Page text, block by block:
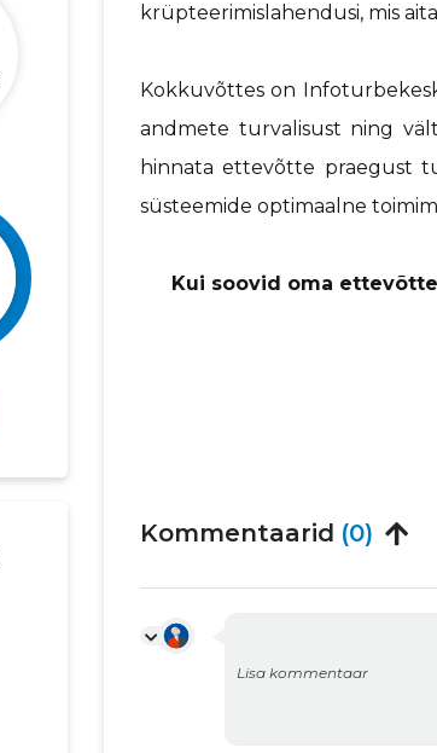
krüpteerimislahendusi, mis
Kokkuvõttes on
andmete turvalisust ning
hinnata ettevõtte praegust
süsteemide optimaalne
Kui soovid oma
Kommentaarid (0)